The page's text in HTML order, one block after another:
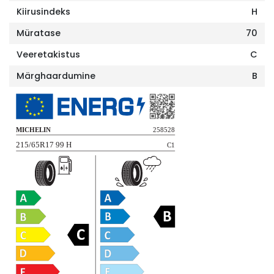
Kiirusindeks
H
Müratase
70
Veeretakistus
C
Märghaardumine
B